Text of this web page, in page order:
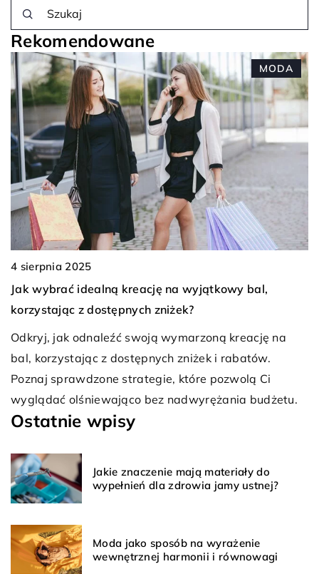
Rekomendowane
MODA
kreację na wyjątkowy bal,
zniżek?
swoją wymarzoną kreację na
z dostępnych zniżek i rabatów.
strategie, które pozwolą Ci
bez nadwyrężania budżetu.
Jak dbać o
kategoriach
więcej co zrobić,
prezentowały na
Ostatnie wpisy
Jakie znaczenie mają materiały do
wypełnień dla zdrowia jamy ustnej?
Moda jako sposób na wyrażenie
wewnętrznej harmonii i równowagi